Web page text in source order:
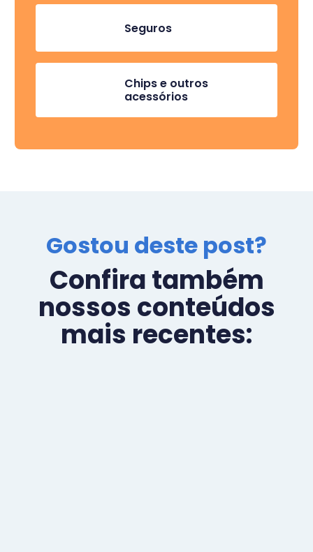
Seguros
Chips e outros
acessórios
Gostou deste post?
Confira também
nossos conteúdos
mais recentes: